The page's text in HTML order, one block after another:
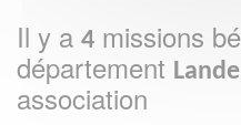
Il y a 4 missions
département
association